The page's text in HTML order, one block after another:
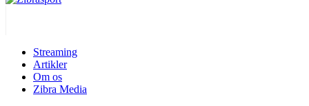
Streaming
Artikler
Om os
Zibra Media